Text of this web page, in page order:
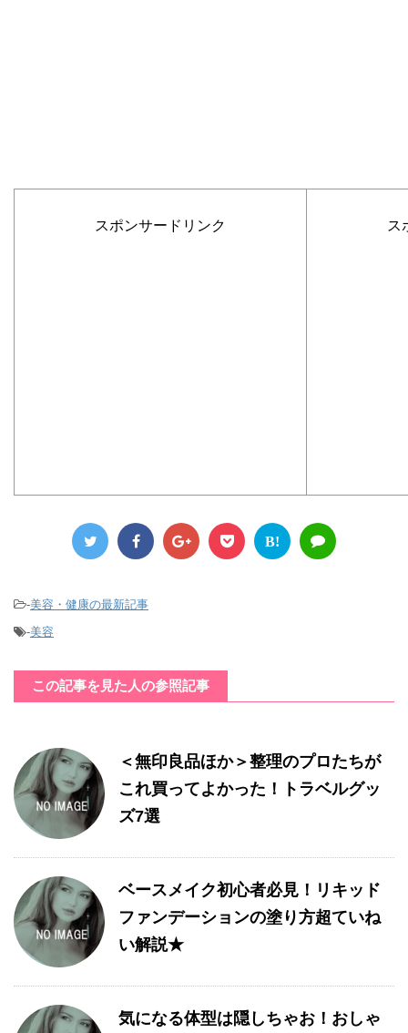
スポンサードリンク ス
B!
-美容・健康の最新記事
-美容
この記事を見た人の参照記事
＜無印良品ほか＞整理のプロたちが
これ買ってよかった！トラベルグッ
ズ7選
ベースメイク初心者必見！リキッド
ファンデーションの塗り方超ていね
い解説★
気になる体型は隠しちゃお！おしゃ